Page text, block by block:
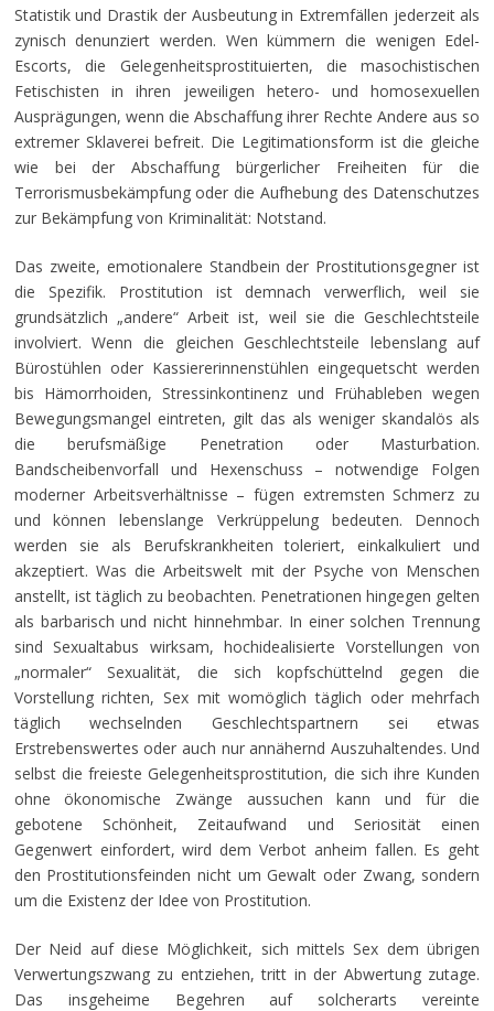
Statistik und Drastik der Ausbeutung in Extremfällen jederzeit als
zynisch denunziert werden. Wen kümmern die wenigen Edel-
Escorts, die Gelegenheitsprostituierten, die masochistischen
Fetischisten in ihren jeweiligen hetero- und homosexuellen
Ausprägungen, wenn die Abschaffung ihrer Rechte Andere aus so
extremer Sklaverei befreit. Die Legitimationsform ist die gleiche
wie bei der Abschaffung bürgerlicher Freiheiten für die
Terrorismusbekämpfung oder die Aufhebung des Datenschutzes
zur Bekämpfung von Kriminalität: Notstand.
Das zweite, emotionalere Standbein der Prostitutionsgegner ist
die Spezifik. Prostitution ist demnach verwerflich, weil sie
grundsätzlich „andere“ Arbeit ist, weil sie die Geschlechtsteile
involviert. Wenn die gleichen Geschlechtsteile lebenslang auf
Bürostühlen oder Kassiererinnenstühlen eingequetscht werden
bis Hämorrhoiden, Stressinkontinenz und Frühableben wegen
Bewegungsmangel eintreten, gilt das als weniger skandalös als
die berufsmäßige Penetration oder Masturbation.
Bandscheibenvorfall und Hexenschuss – notwendige Folgen
moderner Arbeitsverhältnisse – fügen extremsten Schmerz zu
und können lebenslange Verkrüppelung bedeuten. Dennoch
werden sie als Berufskrankheiten toleriert, einkalkuliert und
akzeptiert. Was die Arbeitswelt mit der Psyche von Menschen
anstellt, ist täglich zu beobachten. Penetrationen hingegen gelten
als barbarisch und nicht hinnehmbar. In einer solchen Trennung
sind Sexualtabus wirksam, hochidealisierte Vorstellungen von
„normaler“ Sexualität, die sich kopfschüttelnd gegen die
Vorstellung richten, Sex mit womöglich täglich oder mehrfach
täglich wechselnden Geschlechtspartnern sei etwas
Erstrebenswertes oder auch nur annähernd Auszuhaltendes. Und
selbst die freieste Gelegenheitsprostitution, die sich ihre Kunden
ohne ökonomische Zwänge aussuchen kann und für die
gebotene Schönheit, Zeitaufwand und Seriosität einen
Gegenwert einfordert, wird dem Verbot anheim fallen. Es geht
den Prostitutionsfeinden nicht um Gewalt oder Zwang, sondern
um die Existenz der Idee von Prostitution.
Der Neid auf diese Möglichkeit, sich mittels Sex dem übrigen
Verwertungszwang zu entziehen, tritt in der Abwertung zutage.
Das insgeheime Begehren auf solcherarts vereinte